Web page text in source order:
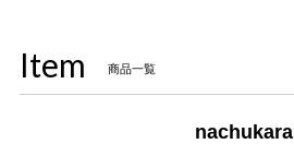
Item 商品一覧
nachukara